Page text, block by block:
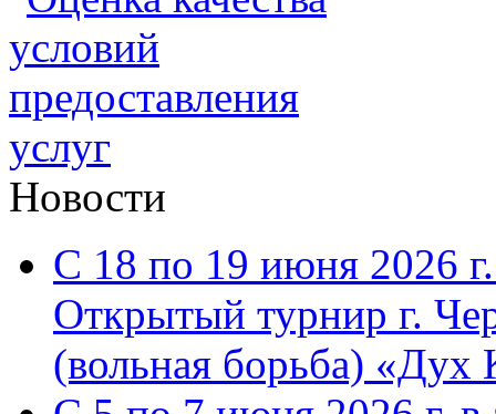
Новости
С 18 по 19 июня 2026
Открытый турнир г.
(вольная борьба) «Дух